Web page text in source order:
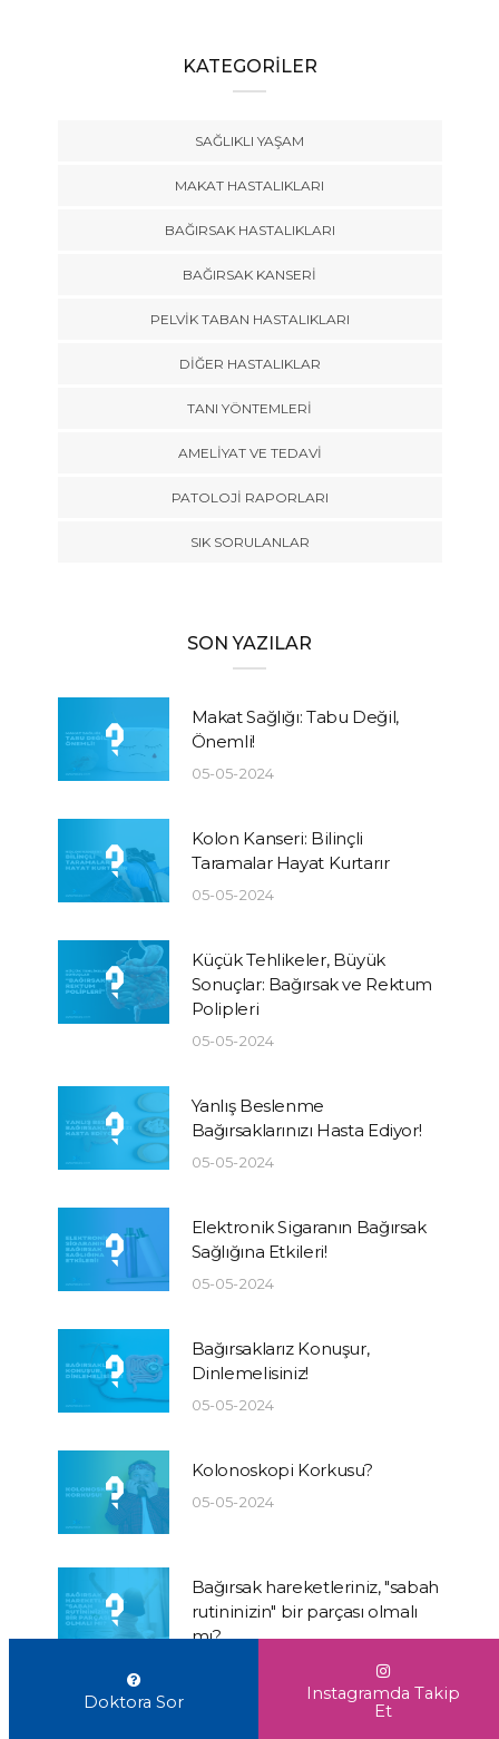
KATEGORİLER
SAĞLIKLI YAŞAM
MAKAT HASTALIKLARI
BAĞIRSAK HASTALIKLARI
BAĞIRSAK KANSERI
PELVIK TABAN HASTALIKLARI
DIĞER HASTALIKLAR
TANI YÖNTEMLERI
AMELIYAT VE TEDAVI
PATOLOJI RAPORLARI
SIK SORULANLAR
SON YAZILAR
Makat Sağlığı: Tabu Değil,
Önemli!
05-05-2024
Kolon Kanseri: Bilinçli
Taramalar Hayat Kurtarır
05-05-2024
Küçük Tehlikeler, Büyük
Sonuçlar: Bağırsak ve Rektum
Polipleri
05-05-2024
Yanlış Beslenme
Bağırsaklarınızı Hasta Ediyor!
05-05-2024
Elektronik Sigaranın Bağırsak
Sağlığına Etkileri!
05-05-2024
Bağırsaklarız Konuşur,
Dinlemelisiniz!
05-05-2024
Kolonoskopi Korkusu?
05-05-2024
Bağırsak hareketleriniz, "sabah
rutininizin" bir parçası olmalı
mı?
Doktora Sor
Instagramda Takip
Et